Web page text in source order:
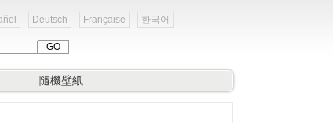
Deutsch Française 한국어
隨機壁紙